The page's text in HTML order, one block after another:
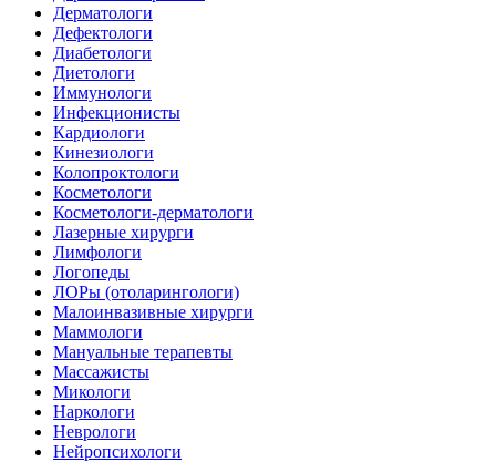
Дерматологи
Дефектологи
Диабетологи
Диетологи
Иммунологи
Инфекционисты
Кардиологи
Кинезиологи
Колопроктологи
Косметологи
Косметологи-дерматологи
Лазерные хирурги
Лимфологи
Логопеды
ЛОРы (отоларингологи)
Малоинвазивные хирурги
Маммологи
Мануальные терапевты
Массажисты
Микологи
Наркологи
Неврологи
Нейропсихологи